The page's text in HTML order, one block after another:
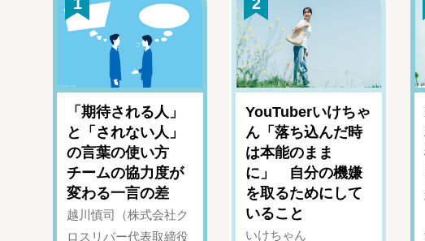
「期待される人」
と「されない人」
の言葉の使い方
チームの協力度が
変わる一言の差
越川慎司（株式会社ク
ロスリバー代表取締役
YouTuberいけちゃ
ん「落ち込んだ時
は本能のまま
に」 自分の機嫌
を取るためにして
いること
いけちゃん